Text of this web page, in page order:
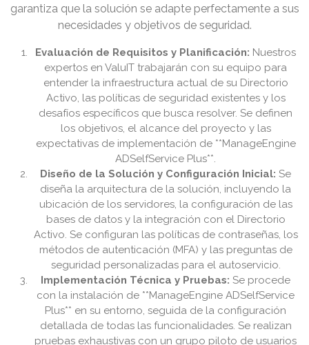
garantiza que la solución se adapte perfectamente a sus
necesidades y objetivos de seguridad.
Evaluación de Requisitos y Planificación: Nuestros
expertos en ValuIT trabajarán con su equipo para
entender la infraestructura actual de su Directorio
Activo, las políticas de seguridad existentes y los
desafíos específicos que busca resolver. Se definen
los objetivos, el alcance del proyecto y las
expectativas de implementación de **ManageEngine
ADSelfService Plus**.
Diseño de la Solución y Configuración Inicial: Se
diseña la arquitectura de la solución, incluyendo la
ubicación de los servidores, la configuración de las
bases de datos y la integración con el Directorio
Activo. Se configuran las políticas de contraseñas, los
métodos de autenticación (MFA) y las preguntas de
seguridad personalizadas para el autoservicio.
Implementación Técnica y Pruebas: Se procede
con la instalación de **ManageEngine ADSelfService
Plus** en su entorno, seguida de la configuración
detallada de todas las funcionalidades. Se realizan
pruebas exhaustivas con un grupo piloto de usuarios